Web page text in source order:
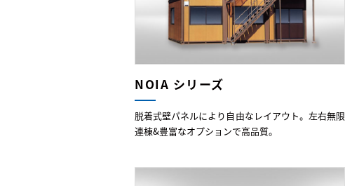
NOIA シリーズ
脱着式壁パネルにより自由なレイアウト。左右無限
連棟&豊富なオプションで高品質。